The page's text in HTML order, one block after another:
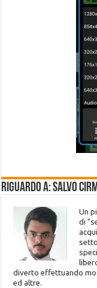
Riguardo a: Salvo
Un
di
diverto effettuando
ed altre.